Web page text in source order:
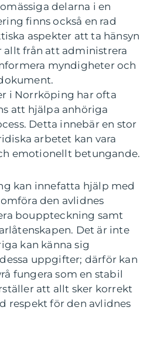
delarna i en
finns också en rad
aspekter att ta hänsyn
allt från att administrera
myndigheter och
i Norrköping har ofta
att hjälpa anhöriga
Detta innebär en stor
arbetet kan vara
emotionellt betungande.
kan innefatta hjälp med
den avlidnes
bouppteckning samt
Det är inte
kan känna sig
uppgifter; därför kan
fungera som en stabil
att allt sker korrekt
respekt för den avlidnes